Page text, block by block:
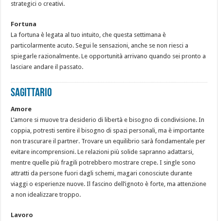
strategici o creativi.
Fortuna
La fortuna è legata al tuo intuito, che questa settimana è
particolarmente acuto. Segui le sensazioni, anche se non riesci a
spiegarle razionalmente. Le opportunità arrivano quando sei pronto a
lasciare andare il passato.
SAGITTARIO
Amore
L’amore si muove tra desiderio di libertà e bisogno di condivisione. In
coppia, potresti sentire il bisogno di spazi personali, ma è importante
non trascurare il partner. Trovare un equilibrio sarà fondamentale per
evitare incomprensioni. Le relazioni più solide sapranno adattarsi,
mentre quelle più fragili potrebbero mostrare crepe. I single sono
attratti da persone fuori dagli schemi, magari conosciute durante
viaggi o esperienze nuove. Il fascino dell’ignoto è forte, ma attenzione
a non idealizzare troppo.
Lavoro